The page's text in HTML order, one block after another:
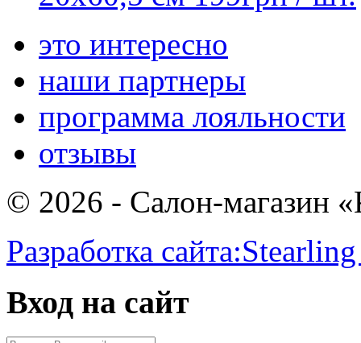
это интересно
наши партнеры
программа лояльности
отзывы
© 2026 - Салон-магазин
Разработка сайта:
Вход на сайт